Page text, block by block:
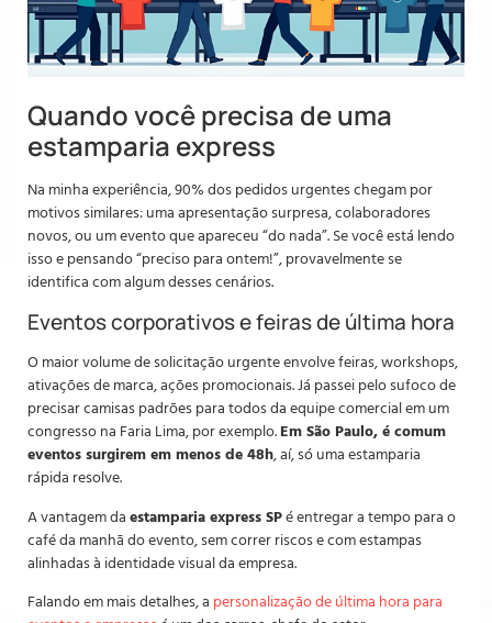
Quando você precisa de uma
estamparia express
Na minha experiência, 90% dos pedidos urgentes chegam por
motivos similares: uma apresentação surpresa, colaboradores
novos, ou um evento que apareceu “do nada”. Se você está lendo
isso e pensando “preciso para ontem!”, provavelmente se
identifica com algum desses cenários.
Eventos corporativos e feiras de última hora
O maior volume de solicitação urgente envolve feiras, workshops,
ativações de marca, ações promocionais. Já passei pelo sufoco de
precisar camisas padrões para todos da equipe comercial em um
congresso na Faria Lima, por exemplo. Em São Paulo, é comum
eventos surgirem em menos de 48h, aí, só uma estamparia
rápida resolve.
A vantagem da estamparia express SPé entregar a tempo para o
café da manhã do evento, sem correr riscos e com estampas
alinhadas à identidade visual da empresa.
Falando em mais detalhes, a personalização de última hora para